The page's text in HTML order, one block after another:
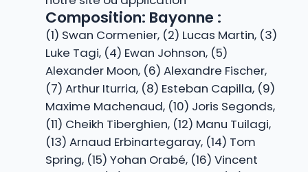
Composition: Bayonne :
(1) Swan Cormenier, (2) Lucas Martin, (3)
Luke Tagi, (4) Ewan Johnson, (5)
Alexander Moon, (6) Alexandre Fischer,
(7) Arthur Iturria, (8) Esteban Capilla, (9)
Maxime Machenaud, (10) Joris Segonds,
(11) Cheikh Tiberghien, (12) Manu Tuilagi,
(13) Arnaud Erbinartegaray, (14) Tom
Spring, (15) Yohan Orabé, (16) Vincent